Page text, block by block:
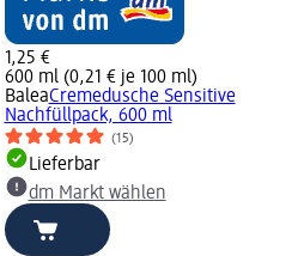
1,25 €
600 ml (0,21 € je 100 ml)
BaleaCremedusche Sensitive
Nachfüllpack, 600 ml
(15)
Lieferbar
dm Markt wählen